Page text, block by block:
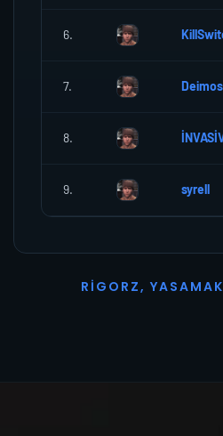
6.
7. Deimos
8.
9. syrell
R I G O R Z, YASAMAK